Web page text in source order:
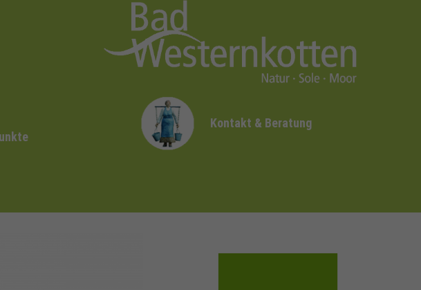
Kontakt & Beratung